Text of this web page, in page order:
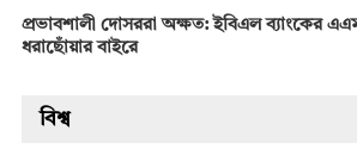
প্রভাবশালী দোসররা অক্ষত: ইবিএল ব্যাংকের
ধরাছোঁয়ার বাইরে
বিশ্ব